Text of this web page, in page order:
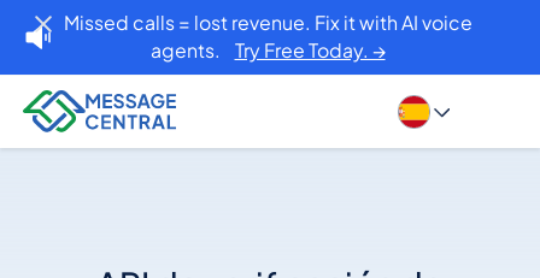
Missed calls = lost revenue. Fix it with AI voice
agents. Try Free Today. →